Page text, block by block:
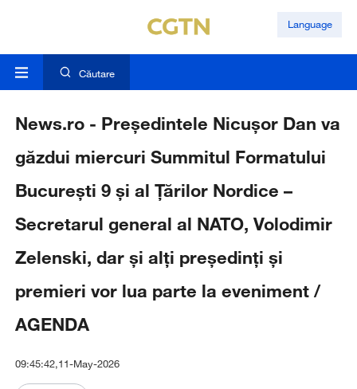
Language
Căutare
News.ro - Preşedintele Nicuşor Dan va
găzdui miercuri Summitul Formatului
Bucureşti 9 şi al Ţărilor Nordice –
Secretarul general al NATO, Volodimir
Zelenski, dar şi alţi preşedinţi şi
premieri vor lua parte la eveniment /
AGENDA
09:45:42,11-May-2026